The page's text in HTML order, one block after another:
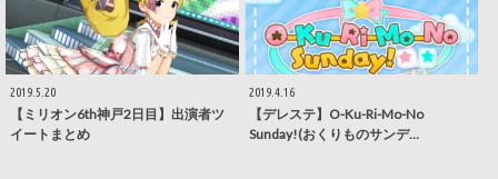
2019.5.20
【ミリオン6th神戸2日目】出演者ツ
イートまとめ
2019.4.16
【デレステ】O-Ku-Ri-Mo-No
Sunday!(おくりものサンデ…